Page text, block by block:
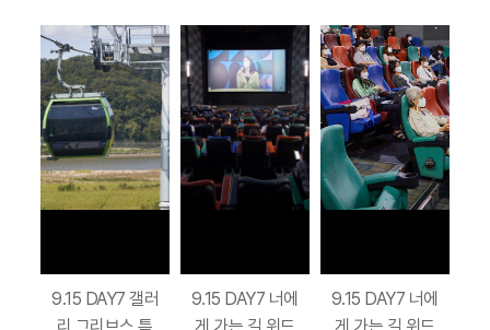
9.15 DAY7 갤러
9.15 DAY7 너에
9.15 DAY7 너에